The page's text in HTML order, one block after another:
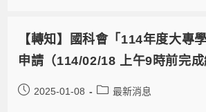
【轉知】國科會「114年度大專
申請（114/02/18 上午9時前完成
2025-01-08 最新消息